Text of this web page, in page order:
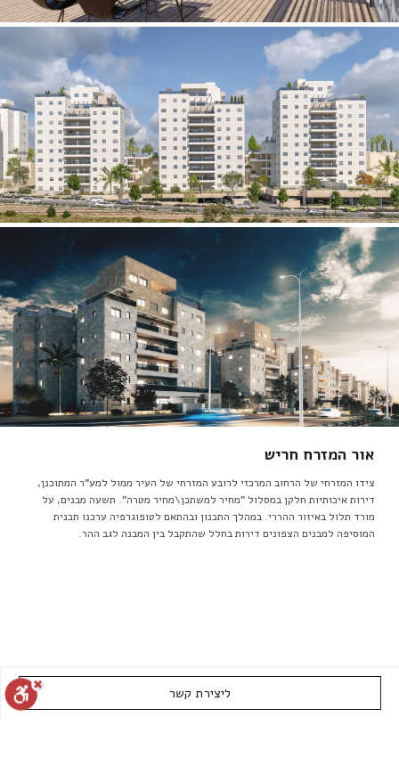
אור המזרח חריש
צידו המזרחי של הרחוב המרכזי לרובע המזרחי של העיר ממול למע"ר המתוכנן,
דירות איכותיות חלקן במסלול "מחיר למשתכן\מחיר מטרה". תשעה מבנים, על
מורד תלול באיזור ההררי. במהלך התכנון ובהתאם לטופוגרפיה ערכנו תכנית
המוסיפה למבנים הצפונים דירות בחלל שהתקבל בין המבנה לגב ההר.
ליצירת קשר